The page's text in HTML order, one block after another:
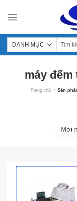
máy đếm
Trang chủ / Sản